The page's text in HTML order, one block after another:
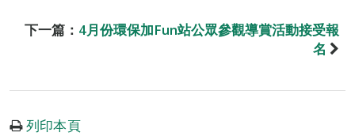
下一篇： 4月份環保加Fun站公眾參觀導賞活動接受報
名
列印本頁